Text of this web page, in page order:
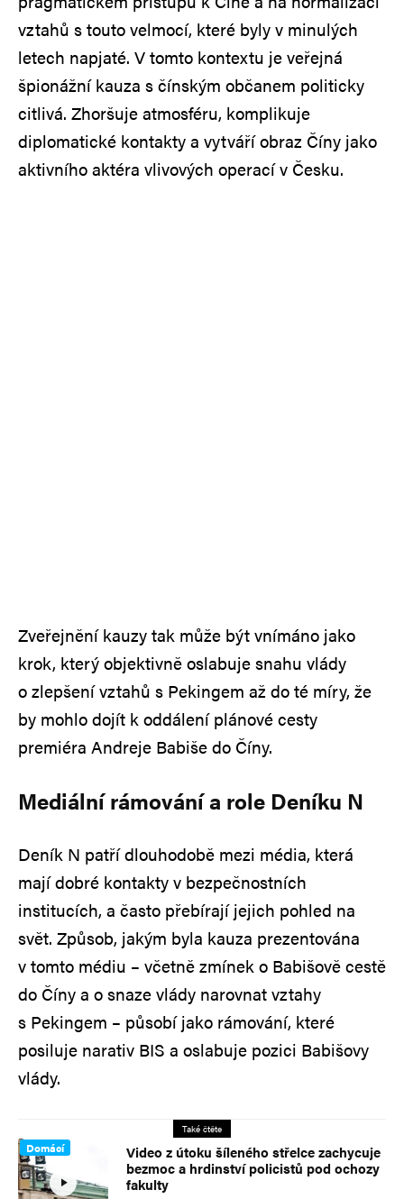
vztahů s touto velmocí, které byly v minulých
letech napjaté. V tomto kontextu je veřejná
špionážní kauza s čínským občanem politicky
citlivá. Zhoršuje atmosféru, komplikuje
diplomatické kontakty a vytváří obraz Číny jako
aktivního aktéra vlivových operací v Česku.
Zveřejnění kauzy tak může být vnímáno jako
krok, který objektivně oslabuje snahu vlády
o zlepšení vztahů s Pekingem až do té míry, že
by mohlo dojít k oddálení plánové cesty
premiéra Andreje Babiše do Číny.
Mediální rámování a role Deníku N
Deník N patří dlouhodobě mezi média, která
mají dobré kontakty v bezpečnostních
institucích, a často přebírají jejich pohled na
svět. Způsob, jakým byla kauza prezentována
v tomto médiu – včetně zmínek o Babišově cestě
do Číny a o snaze vlády narovnat vztahy
s Pekingem – působí jako rámování, které
posiluje narativ BIS a oslabuje pozici Babišovy
vlády.
Také čtěte
Domácí
Video z útoku šíleného střelce zachycuje
bezmoc a hrdinství policistů pod ochozy
fakulty